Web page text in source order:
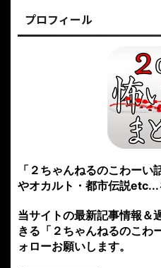
プロフィール
「２ちゃんねるのこわー
やオカルト・都市伝説etc...
当サイトの最新記事情報＆
きる「２ちゃんねるのこ
ォローお願いします。